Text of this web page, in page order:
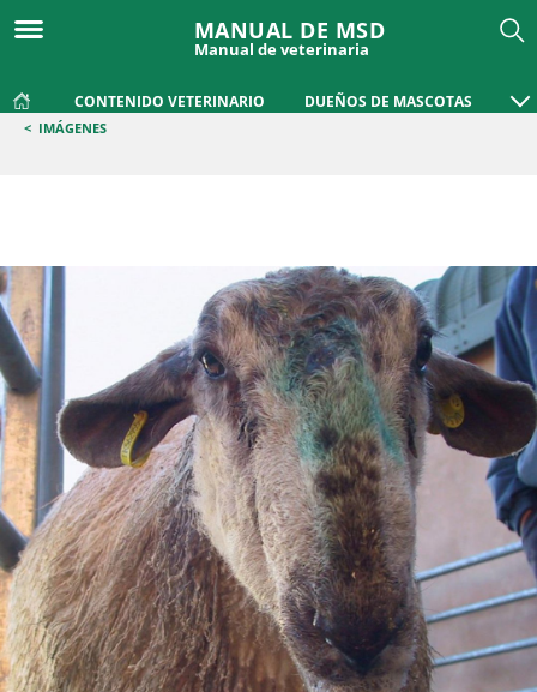
MANUAL DE MSD
Manual de veterinaria
CONTENIDO VETERINARIO DUEÑOS DE MASCOTAS
< IMÁGENES